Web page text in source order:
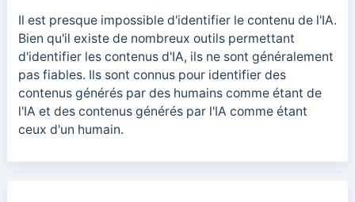
Il est presque impossible d'identifier le contenu de l'IA.
Bien qu'il existe de nombreux outils permettant
d'identifier les contenus d'IA, ils ne sont généralement
pas fiables. Ils sont connus pour identifier des
contenus générés par des humains comme étant de
l'IA et des contenus générés par l'IA comme étant
ceux d'un humain.